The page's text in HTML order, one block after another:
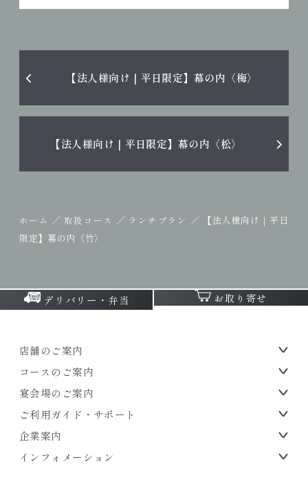
【法人様向け｜平日限定】幕の内〈梅〉
【法人様向け｜平日限定】幕の内〈松〉
ホーム ／ 取扱コース ／ ランチプラン ／
【法人様向け｜平日
限定】幕の内〈竹〉
デリバリー・弁当 お取り寄せ
店舗のご案内
コースのご案内
宴会場のご案内
ご利用ガイド・サポート
企業案内
インフォメーション